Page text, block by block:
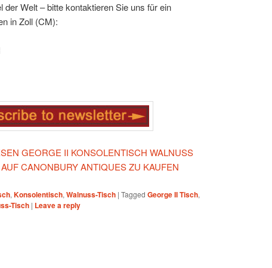
der Welt – bitte kontaktieren Sie uns für ein
in Zoll (CM):
GEORGE II KONSOLENTISCH WALNUSS
CANONBURY ANTIQUES ZU KAUFEN
, Konsolentisch, Walnuss-Tisch | Tagged George II Tisch,
Tisch | Leave a reply